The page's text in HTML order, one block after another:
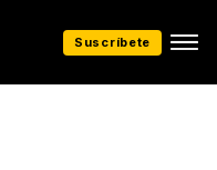
Suscríbete